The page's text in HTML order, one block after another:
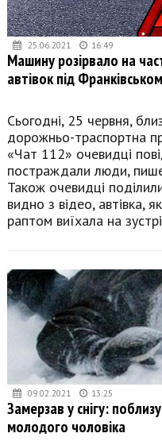
25.06.2021 16:49
Машину розірвало на
автівок під Франківськом
Сьогодні, 25 червня,
дорожньо-траспортна
«Чат 112» очевидці
постраждали люди,
Також очевидці
видно з відео, автівка,
раптом виїхала на
09.02.2021 13:25
Замерзав у снігу:
молодого чоловіка